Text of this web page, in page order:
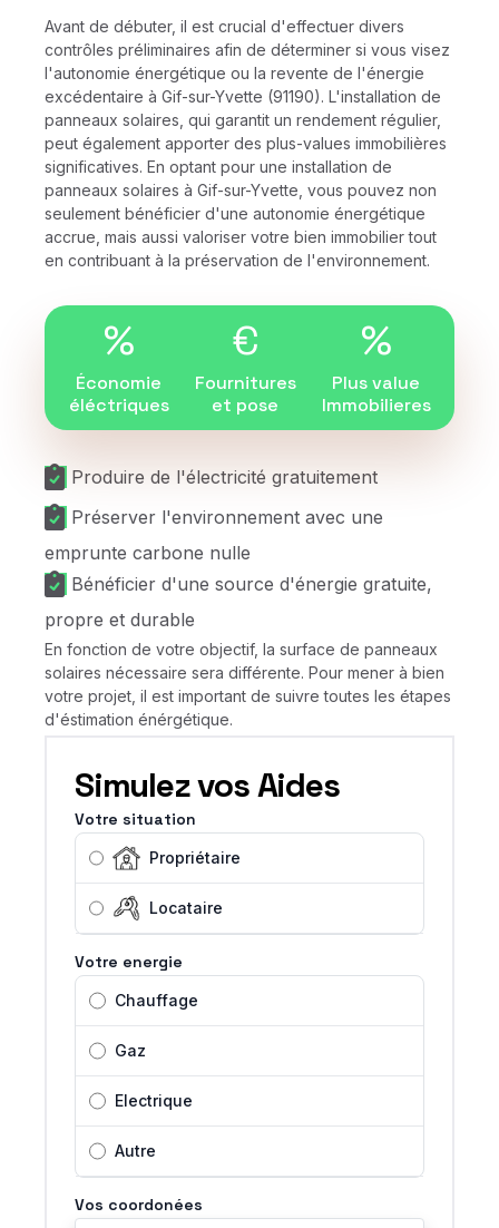
Avant de débuter, il est crucial d'effectuer divers
contrôles préliminaires afin de déterminer si vous visez
l'autonomie énergétique ou la revente de l'énergie
excédentaire à Gif-sur-Yvette (91190). L'installation de
panneaux solaires, qui garantit un rendement régulier,
peut également apporter des plus-values immobilières
significatives. En optant pour une installation de
panneaux solaires à Gif-sur-Yvette, vous pouvez non
seulement bénéficier d'une autonomie énergétique
accrue, mais aussi valoriser votre bien immobilier tout
en contribuant à la préservation de l'environnement.
%
Économie
éléctriques
€
Fournitures
et pose
%
Plus value
Immobilieres
Produire de l'électricité gratuitement
Préserver l'environnement avec une
emprunte carbone nulle
Bénéficier d'une source d'énergie gratuite,
propre et durable
En fonction de votre objectif, la surface de panneaux
solaires nécessaire sera différente. Pour mener à bien
votre projet, il est important de suivre toutes les étapes
d'éstimation énérgétique.
Simulez vos Aides
Votre situation
Propriétaire
Locataire
Votre energie
Chauffage
Gaz
Electrique
Autre
Vos coordonées